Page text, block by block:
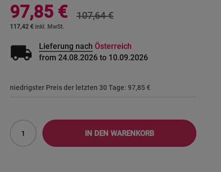
Sonderangebot
117,42 €
97,85 € 107,64 €
local_shipping Lieferung nach Österreich
from 24.08.2026 to 10.09.2026
niedrigster Preis der letzten 30 Tage: 97,85 €
IN DEN WARENKORB